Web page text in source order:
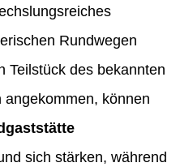
Rundwegen
Teilstück des bekannten
angekommen, können
sich stärken, während